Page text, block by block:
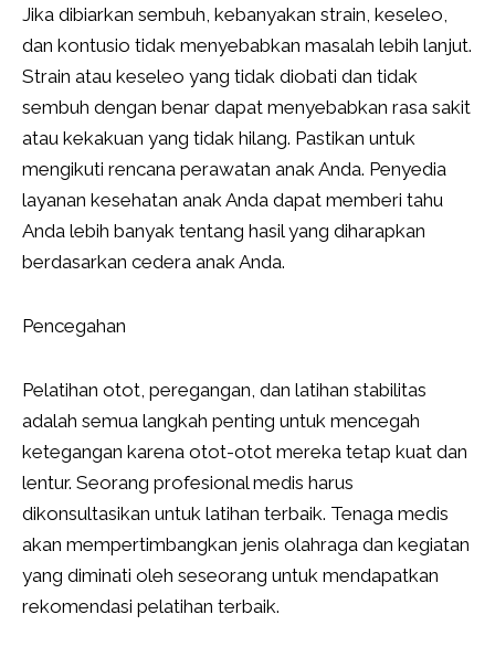
Jika dibiarkan sembuh, kebanyakan strain, keseleo,
dan kontusio tidak menyebabkan masalah lebih lanjut.
Strain atau keseleo yang tidak diobati dan tidak
sembuh dengan benar dapat menyebabkan rasa sakit
atau kekakuan yang tidak hilang. Pastikan untuk
mengikuti rencana perawatan anak Anda. Penyedia
layanan kesehatan anak Anda dapat memberi tahu
Anda lebih banyak tentang hasil yang diharapkan
berdasarkan cedera anak Anda.
Pencegahan
Pelatihan otot, peregangan, dan latihan stabilitas
adalah semua langkah penting untuk mencegah
ketegangan karena otot-otot mereka tetap kuat dan
lentur. Seorang profesional medis harus
dikonsultasikan untuk latihan terbaik. Tenaga medis
akan mempertimbangkan jenis olahraga dan kegiatan
yang diminati oleh seseorang untuk mendapatkan
rekomendasi pelatihan terbaik.